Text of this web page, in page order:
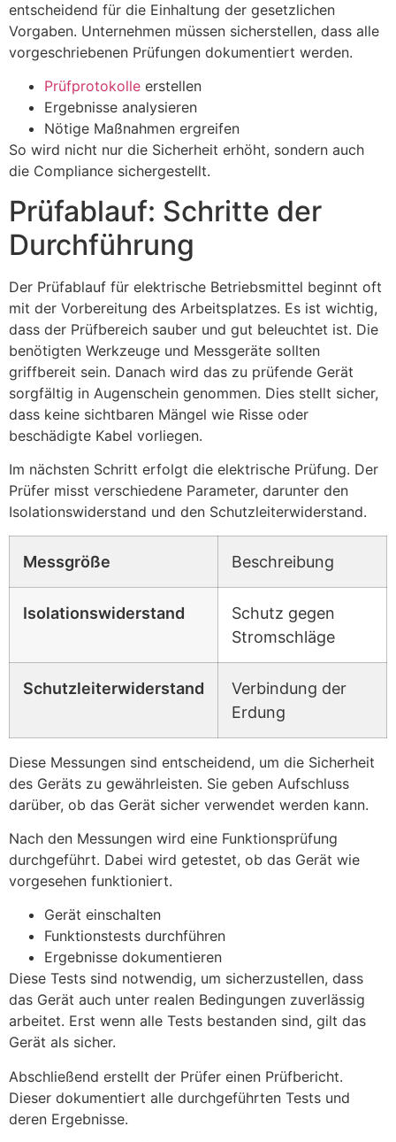
entscheidend für die Einhaltung der gesetzlichen
Vorgaben. Unternehmen müssen sicherstellen, dass alle
vorgeschriebenen Prüfungen dokumentiert werden.
Prüfprotokolle erstellen
Ergebnisse analysieren
Nötige Maßnahmen ergreifen
So wird nicht nur die Sicherheit erhöht, sondern auch
die Compliance sichergestellt.
Prüfablauf: Schritte der
Durchführung
Der Prüfablauf für elektrische Betriebsmittel beginnt oft
mit der Vorbereitung des Arbeitsplatzes. Es ist wichtig,
dass der Prüfbereich sauber und gut beleuchtet ist. Die
benötigten Werkzeuge und Messgeräte sollten
griffbereit sein. Danach wird das zu prüfende Gerät
sorgfältig in Augenschein genommen. Dies stellt sicher,
dass keine sichtbaren Mängel wie Risse oder
beschädigte Kabel vorliegen.
Im nächsten Schritt erfolgt die elektrische Prüfung. Der
Prüfer misst verschiedene Parameter, darunter den
Isolationswiderstand und den Schutzleiterwiderstand.
Messgröße Beschreibung
Isolationswiderstand
Schutz gegen
Stromschläge
Schutzleiterwiderstand
Verbindung der
Erdung
Diese Messungen sind entscheidend, um die Sicherheit
des Geräts zu gewährleisten. Sie geben Aufschluss
darüber, ob das Gerät sicher verwendet werden kann.
Nach den Messungen wird eine Funktionsprüfung
durchgeführt. Dabei wird getestet, ob das Gerät wie
vorgesehen funktioniert.
Gerät einschalten
Funktionstests durchführen
Ergebnisse dokumentieren
Diese Tests sind notwendig, um sicherzustellen, dass
das Gerät auch unter realen Bedingungen zuverlässig
arbeitet. Erst wenn alle Tests bestanden sind, gilt das
Gerät als sicher.
Abschließend erstellt der Prüfer einen Prüfbericht.
Dieser dokumentiert alle durchgeführten Tests und
deren Ergebnisse.